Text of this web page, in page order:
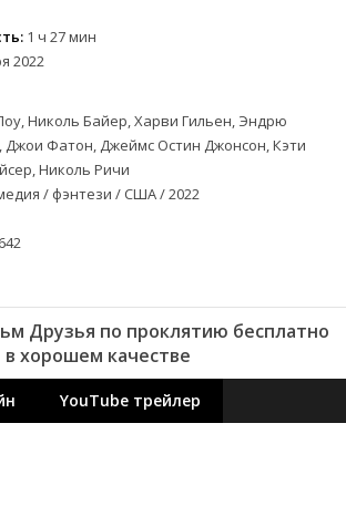
1 ч 27 мин
2022
Николь Байер, Харви Гильен, Эндрю
Джои Фатон, Джеймс Остин Джонсон, Кэти
Николь Ричи
/ фэнтези / США / 2022
Друзья по проклятию бесплатно
в хорошем качестве
YouTube трейлер